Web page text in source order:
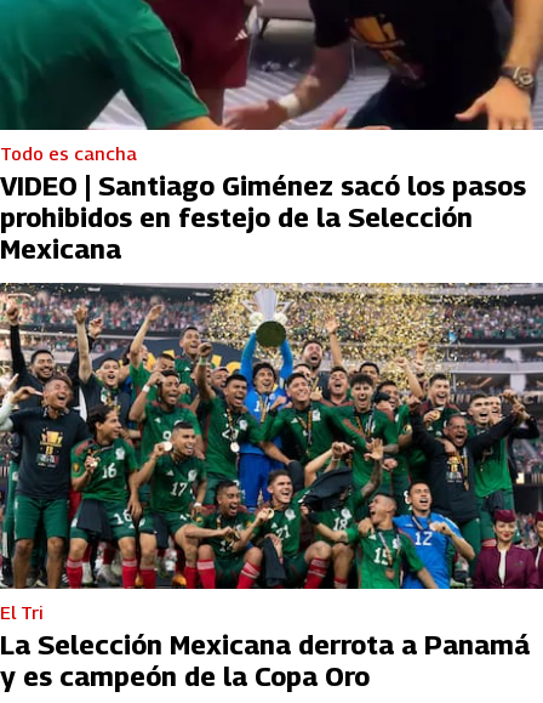
Todo es cancha
VIDEO | Santiago Giménez sacó los pasos
prohibidos en festejo de la Selección
Mexicana
El Tri
La Selección Mexicana derrota a Panamá
y es campeón de la Copa Oro